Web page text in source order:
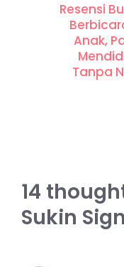
Resensi
Anak,
Tanpa
14
Sukin